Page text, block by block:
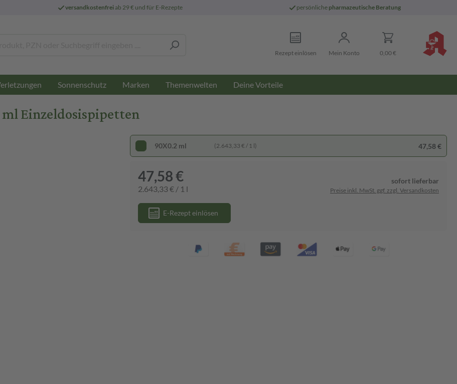
versandkostenfreiab 29 € und für E-Rezepte persönliche pharmazeutische Beratung
Rezept einlösen Mein Konto 0,00 €
Sonnenschutz Marken Themenwelten Deine Vorteile
Einzeldosispipetten
90X0.2 ml (2.643,33 € / 1 l) 47,58 €
47,58 €
2.643,33 € / 1 l
sofort lieferbar
Preise inkl. MwSt. ggf. zzgl. Versandkosten
E-Rezept einlösen